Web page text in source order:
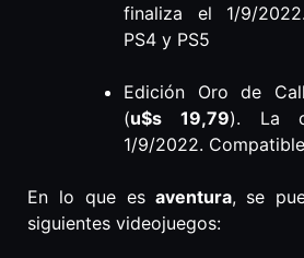
finaliza el 1/9/
PS4 y PS5
Edición Oro de
(u$s 19,79). La
1/9/2022.
En lo que esaventura, se
siguientes videojuegos: